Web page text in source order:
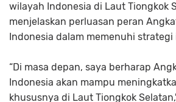
wilayah Indonesia di Laut Tiongkok
menjelaskan perluasan peran
Indonesia dalam memenuhi strategi
“Di masa depan, saya berharap
Indonesia akan mampu
khususnya di Laut Tiongkok